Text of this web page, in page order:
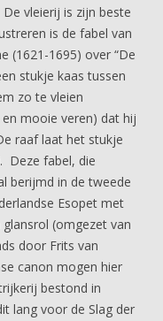
vleierij is zijn beste
is de fabel van
(1621-1695) over “De
stukje kaas tussen
zo te vleien
mooie veren) dat hij
raaf laat het stukje
Deze fabel, die
berijmd in de tweede
Esopet met
(omgezet van
door Frits van
canon mogen hier
bestond in
lang voor de Slag der